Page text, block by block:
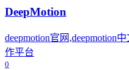
DeepMotion
deepmotion官网,deepmotion
作平台
0